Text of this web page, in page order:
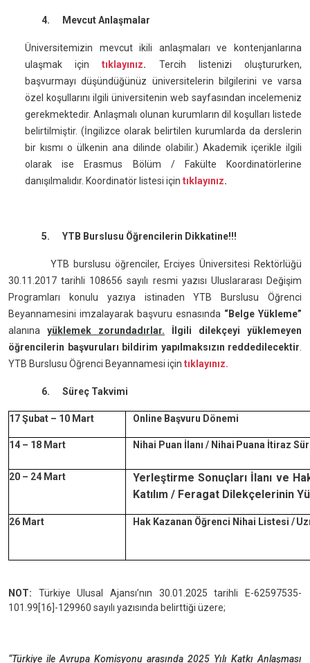
4. Mevcut Anlaşmalar
Üniversitemizin mevcut ikili anlaşmaları ve kontenjanlarına
ulaşmak içintıklayınız.
Tercih listenizi oluştururken,
başvurmayı düşündüğünüz üniversitelerin bilgilerini ve varsa
özel koşullarını ilgili üniversitenin web sayfasından incelemeniz
gerekmektedir. Anlaşmalı olunan kurumların dil koşulları listede
belirtilmiştir. (İngilizce olarak belirtilen kurumlarda da derslerin
bir kısmı o ülkenin ana dilinde olabilir.) Akademik içerikle ilgili
olarak ise Erasmus Bölüm / Fakülte Koordinatörlerine
danışılmalıdır. Koordinatör listesi için tıklayınız.
5. YTB Burslusu Öğrencilerin Dikkatine!!!
YTB burslusu öğrenciler, Erciyes Üniversitesi Rektörlüğü
30.11.2017 tarihli 108656 sayılı resmi yazısı Uluslararası Değişim
Programları konulu yazıya istinaden YTB Burslusu Öğrenci
Beyannamesini imzalayarak başvuru esnasında “Belge Yükleme”
alanına yüklemek zorundadırlar.
İlgili dilekçeyi yüklemeyen
öğrencilerin başvuruları bildirim yapılmaksızın reddedilecektir
YTB Burslusu Öğrenci Beyannamesi için tıklayınız.
6. Süreç Takvimi
17 Şubat – 10 Mart Online Başvuru Dönemi
14 – 18 Mart Nihai Puan İlanı / Nihai Puana İtiraz
20 – 24 Mart Yerleştirme Sonuçları İlanı ve
Katılım / Feragat Dilekçelerinin
26 Mart Hak Kazanan Öğrenci Nihai Listesi /
NOT:
Türkiye Ulusal Ajansı’nın 30.01.2025 tarihli E-62597535-
101.99[16]-129960 sayılı yazısında belirttiği üzere;
“Türkiye ile Avrupa Komisyonu arasında 2025 Yılı Katkı Anlaşması